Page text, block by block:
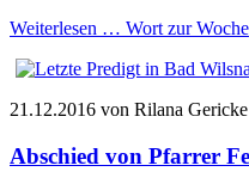
Weiterlesen … Wort zur Woche
21.12.2016 von Rilana
Abschied von Pfarrer